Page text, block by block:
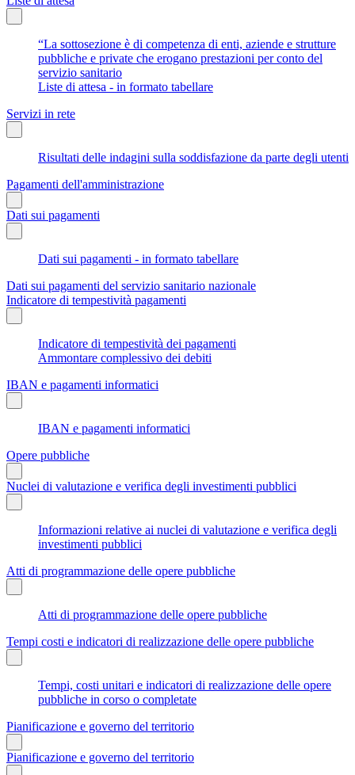
“La sottosezione è di competenza di enti, aziende e strutture
pubbliche e private che erogano prestazioni per conto del
servizio sanitario
Liste di attesa - in formato tabellare
Servizi in rete
Risultati delle indagini sulla soddisfazione da parte degli utenti
Pagamenti dell'amministrazione
Dati sui pagamenti
Dati sui pagamenti - in formato tabellare
Dati sui pagamenti del servizio sanitario nazionale
Indicatore di tempestività pagamenti
Indicatore di tempestività dei pagamenti
Ammontare complessivo dei debiti
IBAN e pagamenti informatici
IBAN e pagamenti informatici
Opere pubbliche
Nuclei di valutazione e verifica degli investimenti pubblici
Informazioni relative ai nuclei di valutazione e verifica degli
investimenti pubblici
Atti di programmazione delle opere pubbliche
Atti di programmazione delle opere pubbliche
Tempi costi e indicatori di realizzazione delle opere pubbliche
Tempi, costi unitari e indicatori di realizzazione delle opere
pubbliche in corso o completate
Pianificazione e governo del territorio
Pianificazione e governo del territorio